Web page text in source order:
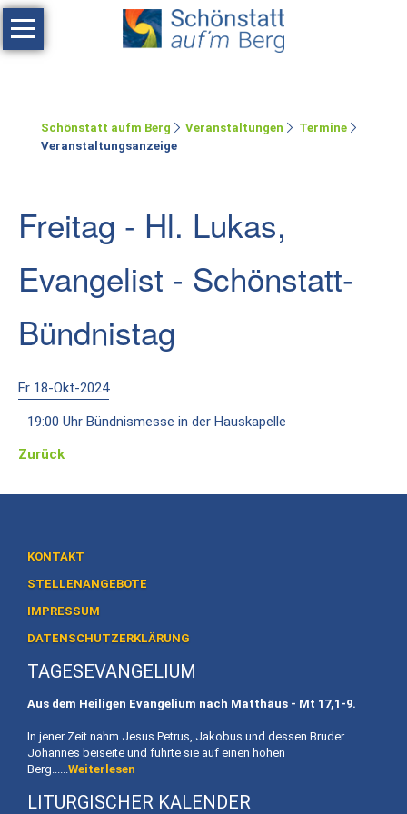
Navigation
überspringen
Erholen
Räumlichkeiten
Zimmer
Schönstatt-
Heiligtum
Preise
Buchen
Gottesdienste
Initiativen
Referenten
Familien
Kinder
willkommen
Schönstatt aufm Berg Veranstaltungen
Termine
Veranstaltungsanzeige
Freitag - Hl. Lukas,
Evangelist - Schönstatt-
Bündnistag
Fr 18-Okt-2024
19:00 Uhr Bündnismesse in der Hauskapelle
Zurück
KONTAKT
STELLENANGEBOTE
IMPRESSUM
DATENSCHUTZERKLÄRUNG
TAGESEVANGELIUM
Aus dem Heiligen Evangelium nach Matthäus - Mt 17,1-9.
In jener Zeit nahm Jesus Petrus, Jakobus und dessen Bruder
Johannes beiseite und führte sie auf einen hohen
Berg...... Weiterlesen
LITURGISCHER KALENDER